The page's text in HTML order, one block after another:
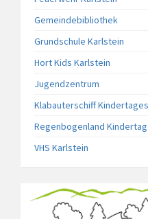
Gemeindebibliothek
Grundschule Karlstein
Hort Kids Karlstein
Jugendzentrum
Klabauterschiff
Regenbogenland
VHS Karlstein